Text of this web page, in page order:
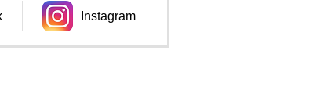
開きます。
Instagram
別のウィンドウで開きます。